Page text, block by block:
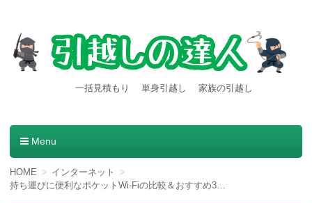
【引越しの達人】東京都内発
引越し料金一括見積もりサービスを利用すると引越し料金
一括見積もり 単身引越し 家族の引越し
Menu
コンテンツへ移動
HOME
インターネット
持ち運びに便利なポケットWi-Fiの比較＆おすすめ3選｜最安のモバイル回線はどれ？